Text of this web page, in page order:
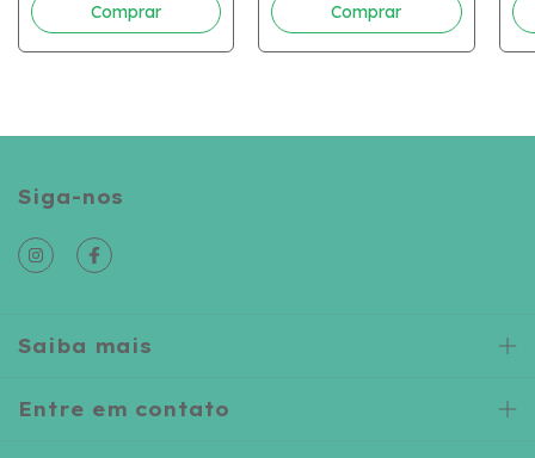
Comprar Comprar
Siga-nos
Saiba mais
Entre em contato